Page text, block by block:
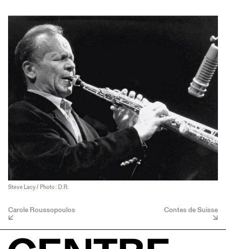
Steve Lacy / Photo : D.R.
Carole Roussopoulos Contes de Suisse